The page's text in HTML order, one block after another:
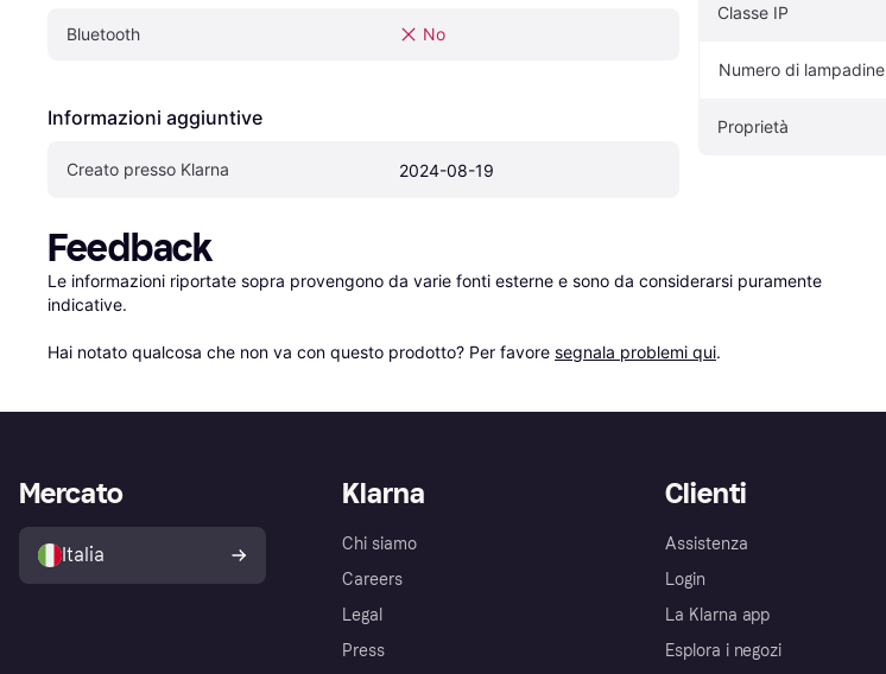
Bluetooth No
Informazioni aggiuntive
Creato presso Klarna 2024-08-19
Classe IP
Numero di lampadine
Proprietà
Feedback
Le informazioni riportate sopra provengono da varie fonti esterne e sono da considerarsi puramente
indicative.
Hai notato qualcosa che non va con questo prodotto? Per favore segnala problemi qui.
Klarna
Chi siamo
Careers
Legal
Press
Clienti
Assistenza
Login
La Klarna app
Esplora i negozi
Mercato
Italia